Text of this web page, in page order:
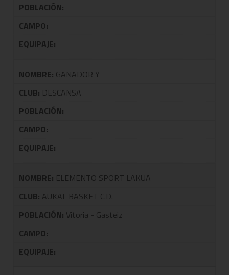
POBLACIÓN:
CAMPO:
EQUIPAJE:
NOMBRE: GANADOR Y
CLUB: DESCANSA
POBLACIÓN:
CAMPO:
EQUIPAJE:
NOMBRE: ELEMENTO SPORT LAKUA
CLUB: AUKAL BASKET C.D.
POBLACIÓN: Vitoria - Gasteiz
CAMPO:
EQUIPAJE: